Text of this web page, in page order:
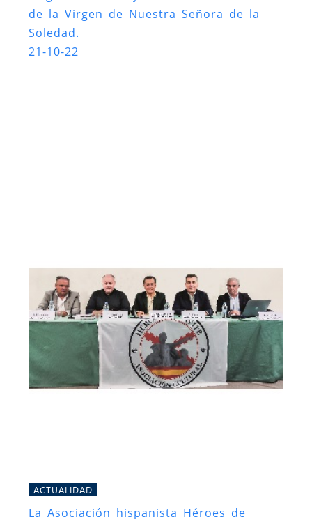
de la Virgen de Nuestra Señora de la
Soledad.
21-10-22
ACTUALIDAD
La Asociación hispanista Héroes de